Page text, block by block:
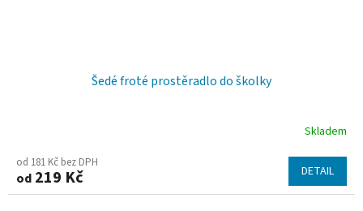
Šedé froté prostěradlo do školky
hodnocení
produktu
Skladem
od 181 Kč bez DPH
od 219 Kč DETAIL